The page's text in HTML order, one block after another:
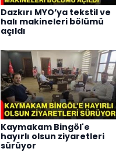
Dazkırı MYO’ya tekstil ve
halı makineleri bölümü
açıldı
Kaymakam Bingöl'e
hayırlı olsun ziyaretleri
sürüyor